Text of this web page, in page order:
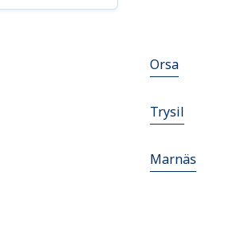
Orsa
Trysil
Marnäs